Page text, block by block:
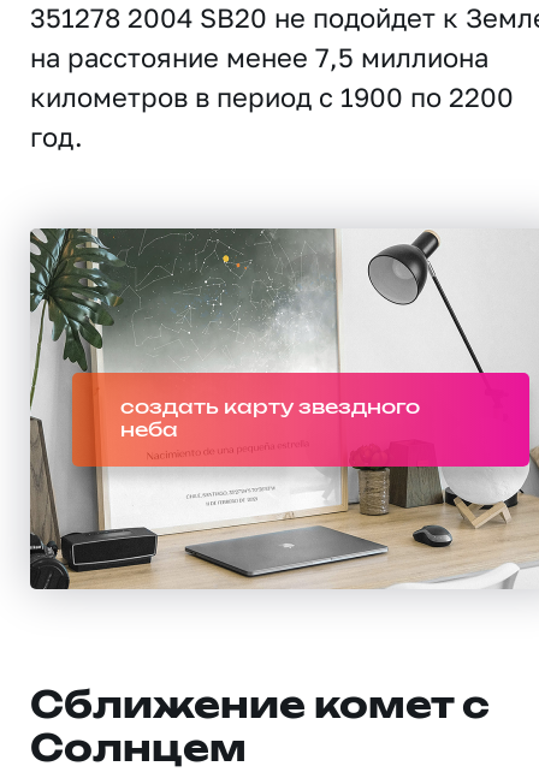
351278 2004 SB20 не подойдет к
на расстояние менее 7,5 миллиона
километров в период с 1900 по 2200
год.
создать карту звездного
неба
Сближение комет с
Солнцем